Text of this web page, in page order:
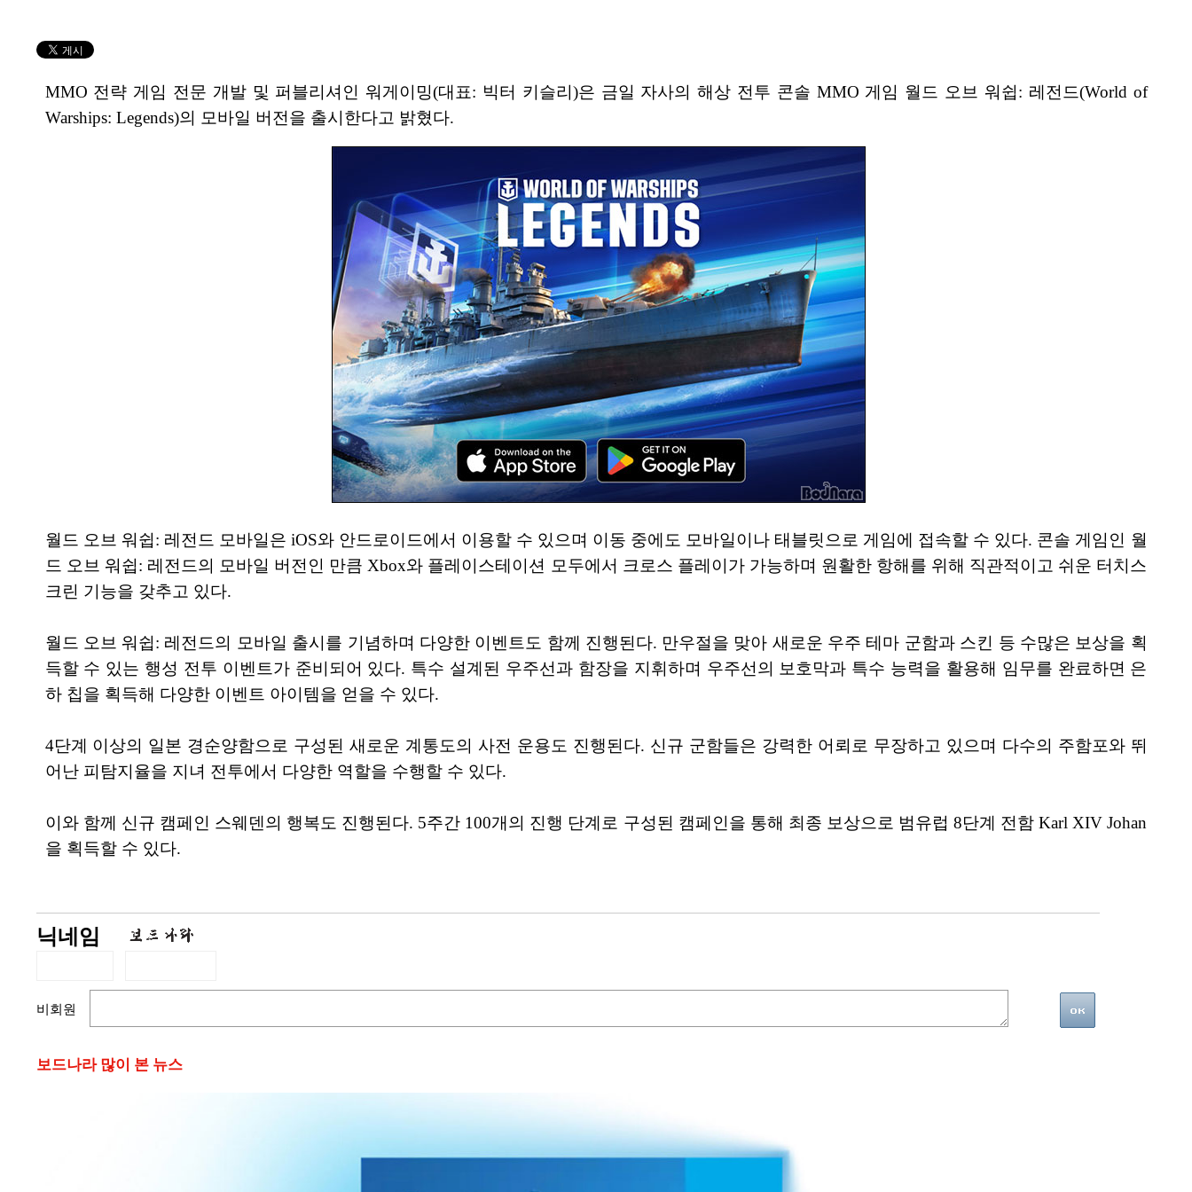
MMO 전략 게임 전문 개발 및 퍼블리셔인 워게이밍(대표: 빅터 키슬리)은 금일 자사의 해상 전투 콘솔 MMO 게임 월드 오브 워쉽: 레전드(World of
Warships: Legends)의 모바일 버전을 출시한다고 밝혔다.
월드 오브 워쉽: 레전드 모바일은 iOS와 안드로이드에서 이용할 수 있으며 이동 중에도 모바일이나 태블릿으로 게임에 접속할 수 있다. 콘솔 게임인 월
드 오브 워쉽: 레전드의 모바일 버전인 만큼 Xbox와 플레이스테이션 모두에서 크로스 플레이가 가능하며 원활한 항해를 위해 직관적이고 쉬운 터치스
크린 기능을 갖추고 있다.
월드 오브 워쉽: 레전드의 모바일 출시를 기념하며 다양한 이벤트도 함께 진행된다. 만우절을 맞아 새로운 우주 테마 군함과 스킨 등 수많은 보상을 획
득할 수 있는 행성 전투 이벤트가 준비되어 있다. 특수 설계된 우주선과 함장을 지휘하며 우주선의 보호막과 특수 능력을 활용해 임무를 완료하면 은
하 칩을 획득해 다양한 이벤트 아이템을 얻을 수 있다.
4단계 이상의 일본 경순양함으로 구성된 새로운 계통도의 사전 운용도 진행된다. 신규 군함들은 강력한 어뢰로 무장하고 있으며 다수의 주함포와 뛰
어난 피탐지율을 지녀 전투에서 다양한 역할을 수행할 수 있다.
이와 함께 신규 캠페인 스웨덴의 행복도 진행된다. 5주간 100개의 진행 단계로 구성된 캠페인을 통해 최종 보상으로 범유럽 8단계 전함 Karl XIV Johan
을 획득할 수 있다.
닉네임
비회원
보드나라 많이 본 뉴스